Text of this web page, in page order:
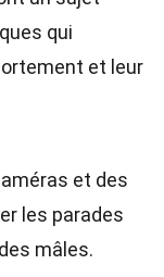
qui
et leur
et des
les parades
mâles.